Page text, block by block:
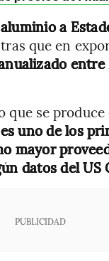
a
que en
entre
que se
uno de los
mayor
datos del US
PUBLICIDAD